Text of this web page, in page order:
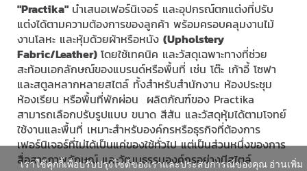
"Practika" นำเสนอเฟอร์นิเจอร์ และอุปกรณ์ตกแต่งที่ปรับ
แต่งได้ตามความต้องการของลูกค้า พร้อมครอบคลุมงานไม้
งานโลหะ และหุ้มด้วยผ้าหรือหนัง (Upholstery
Fabric/Leather) โดยใช้เทคนิค และวัสดุเฉพาะทางที่ช่วย
สะท้อนเอกลักษณ์ของแบรนด์หรือพื้นที่ เช่น โต๊ะ เก้าอี้ โซฟา
และสตูลหลากหลายสไตล์ ทั้งสำหรับสำนักงาน ห้องประชุม
ห้องเรียน หรือพื้นที่พักผ่อน ผลิตภัณฑ์ของ Practika
สามารถเลือกปรับรูปแบบ ขนาด สีสัน และวัสดุหุ้มได้ตามโจทย์
ใช้งานและพื้นที่ เหมาะสำหรับองค์กรหรือธุรกิจที่ต้องการ
เฟอร์นิเจอร์ที่ไม่ได้เป็นแค่ของใช้ทั่วไป แต่เป็นส่วนหนึ่งของการ
สื่อสารภาพลักษณ์ และวัฒนธรรมองค์กรอย่างมีสไตล์
เราใช้คุกกี้เพื่อปรับปรุงไซต์ของเราและประสบการณ์ของคุณ อ่านเพิ่ม